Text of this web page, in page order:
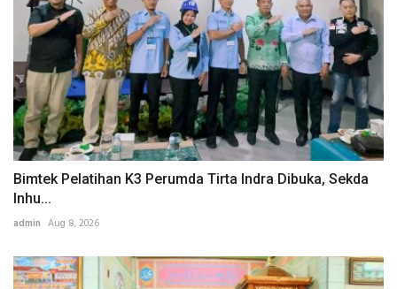
Bimtek Pelatihan K3 Perumda Tirta Indra Dibuka, Sekda
Inhu...
admin Aug 8, 2026